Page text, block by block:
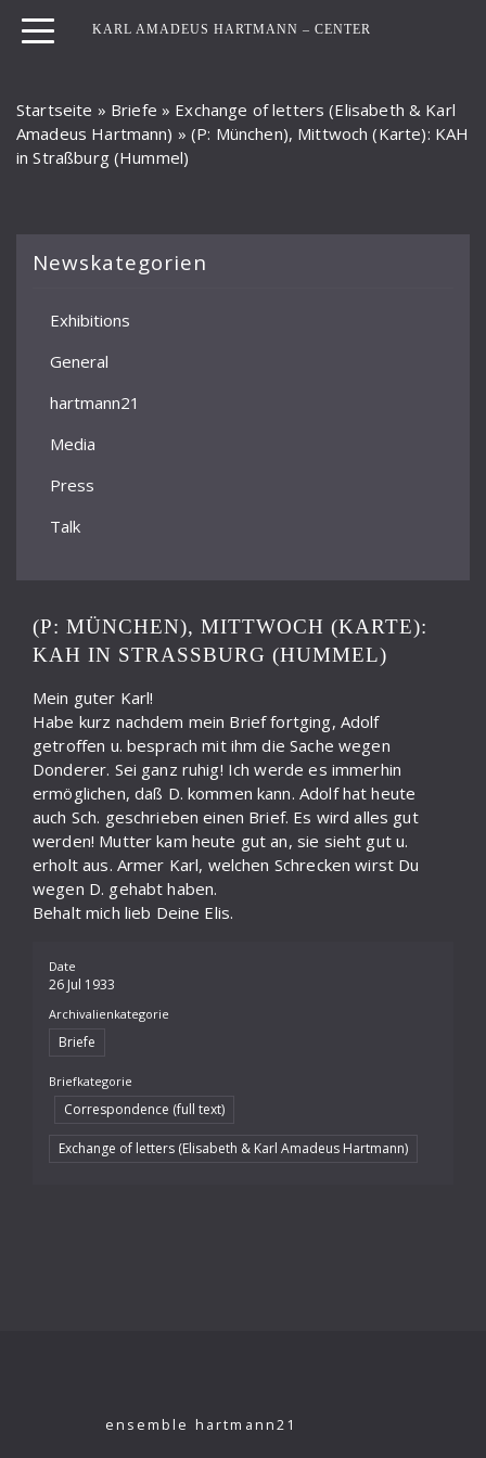
KARL AMADEUS HARTMANN – CENTER
Startseite » Briefe » Exchange of letters (Elisabeth & Karl
Amadeus Hartmann) »(P: München), Mittwoch (Karte): KAH
in Straßburg (Hummel)
Newskategorien
Exhibitions
General
hartmann21
Media
Press
Talk
(P: MÜNCHEN), MITTWOCH (KARTE):
KAH IN STRASSBURG (HUMMEL)
Mein guter Karl!
Habe kurz nachdem mein Brief fortging, Adolf
getroffen u. besprach mit ihm die Sache wegen
Donderer. Sei ganz ruhig! Ich werde es immerhin
ermöglichen, daß D. kommen kann. Adolf hat heute
auch Sch. geschrieben einen Brief. Es wird alles gut
werden! Mutter kam heute gut an, sie sieht gut u.
erholt aus. Armer Karl, welchen Schrecken wirst Du
wegen D. gehabt haben.
Behalt mich lieb Deine Elis.
Date
26 Jul 1933
Archivalienkategorie
Briefe
Briefkategorie
Correspondence (full text)
Exchange of letters (Elisabeth & Karl Amadeus Hartmann)
ensemble hartmann21